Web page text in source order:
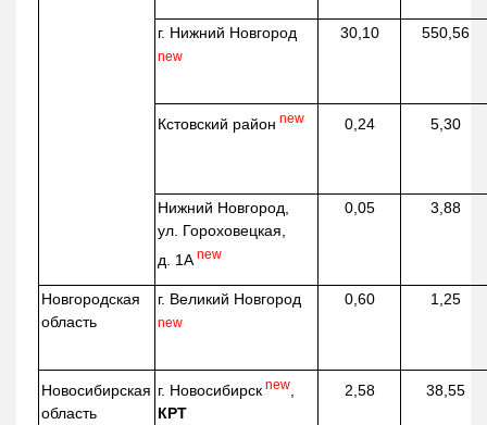
г. Нижний Новгород
new
30,10 550,56
Кстовский район new 0,24 5,30
Нижний Новгород,
ул. Гороховецкая,
д. 1А new
0,05 3,88
Новгородская
область
г. Великий Новгород
new
0,60 1,25
Новосибирская
область
г. Новосибирск new
КРТ
2,58 38,55